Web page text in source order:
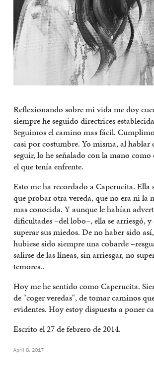
Reflexionando sobre mi vida me doy
siempre he seguido directrices
Seguimos el camino mas fácil.
casi por costumbre. Yo misma, al
seguir, lo he señalado con la mano
el que tenía enfrente.
Esto me ha recordado a Caperucita. Ella
que probar otra vereda, que no era ni la
mas conocida. Y aunque le habían
dificultades –del lobo–, ella se arriesgó,
superar sus miedos. De no haber sido
hubiese sido siempre una cobarde
salirse de las líneas, sin arriesgar, no
temores..
Hoy me he sentido como Caperucita.
de "coger veredas", de tomar caminos
evidentes. Hoy estoy dispuesta a poner
Escrito el 27 de febrero de 2014.
April 8, 2017